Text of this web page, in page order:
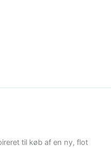
til køb af en ny, flot